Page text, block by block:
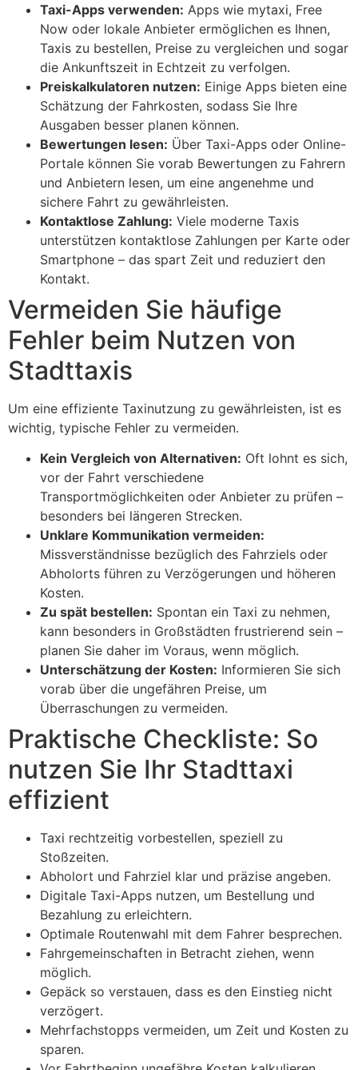
Taxi-Apps verwenden: Apps wie mytaxi, Free
Now oder lokale Anbieter ermöglichen es Ihnen,
Taxis zu bestellen, Preise zu vergleichen und sogar
die Ankunftszeit in Echtzeit zu verfolgen.
Preiskalkulatoren nutzen: Einige Apps bieten eine
Schätzung der Fahrkosten, sodass Sie Ihre
Ausgaben besser planen können.
Bewertungen lesen: Über Taxi-Apps oder Online-
Portale können Sie vorab Bewertungen zu Fahrern
und Anbietern lesen, um eine angenehme und
sichere Fahrt zu gewährleisten.
Kontaktlose Zahlung: Viele moderne Taxis
unterstützen kontaktlose Zahlungen per Karte oder
Smartphone – das spart Zeit und reduziert den
Kontakt.
Vermeiden Sie häufige
Fehler beim Nutzen von
Stadttaxis
Um eine effiziente Taxinutzung zu gewährleisten, ist es
wichtig, typische Fehler zu vermeiden.
Kein Vergleich von Alternativen: Oft lohnt es sich,
vor der Fahrt verschiedene
Transportmöglichkeiten oder Anbieter zu prüfen –
besonders bei längeren Strecken.
Unklare Kommunikation vermeiden:
Missverständnisse bezüglich des Fahrziels oder
Abholorts führen zu Verzögerungen und höheren
Kosten.
Zu spät bestellen: Spontan ein Taxi zu nehmen,
kann besonders in Großstädten frustrierend sein –
planen Sie daher im Voraus, wenn möglich.
Unterschätzung der Kosten: Informieren Sie sich
vorab über die ungefähren Preise, um
Überraschungen zu vermeiden.
Praktische Checkliste: So
nutzen Sie Ihr Stadttaxi
effizient
Taxi rechtzeitig vorbestellen, speziell zu
Stoßzeiten.
Abholort und Fahrziel klar und präzise angeben.
Digitale Taxi-Apps nutzen, um Bestellung und
Bezahlung zu erleichtern.
Optimale Routenwahl mit dem Fahrer besprechen.
Fahrgemeinschaften in Betracht ziehen, wenn
möglich.
Gepäck so verstauen, dass es den Einstieg nicht
verzögert.
Mehrfachstopps vermeiden, um Zeit und Kosten zu
sparen.